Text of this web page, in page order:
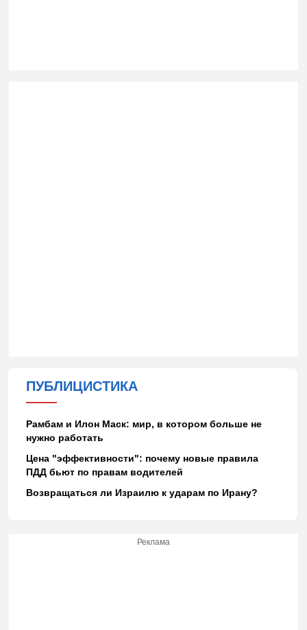
ПУБЛИЦИСТИКА
Рамбам и Илон Маск: мир, в котором больше не
нужно работать
Цена "эффективности": почему новые правила
ПДД бьют по правам водителей
Возвращаться ли Израилю к ударам по Ирану?
Реклама